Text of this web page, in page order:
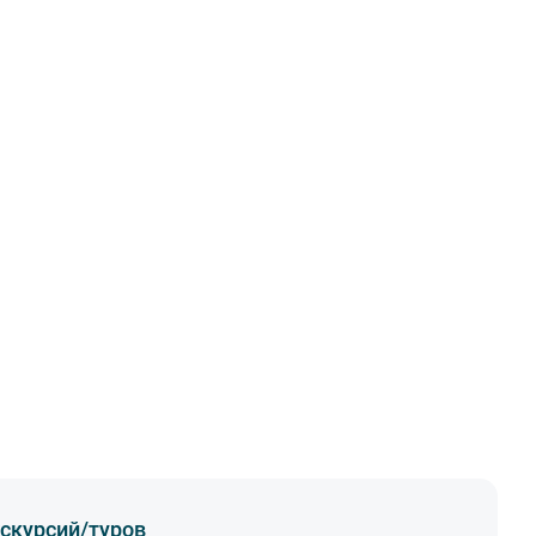
туров